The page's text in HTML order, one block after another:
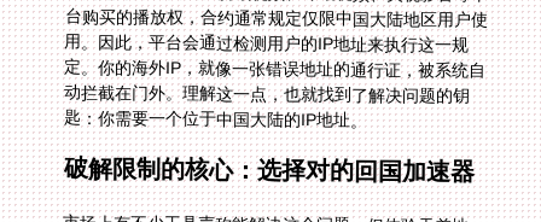
匙：你需要一个位于中国大陆的IP地址。
破解限制的核心：选择对的回国加速器